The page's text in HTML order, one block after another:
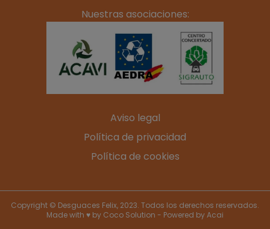
Nuestras asociaciones:
Aviso legal
Política de privacidad
Política de cookies
Copyright © Desguaces Felix, 2023. Todos los derechos reservados.
Made with ♥ by Coco Solution - Powered byAcai